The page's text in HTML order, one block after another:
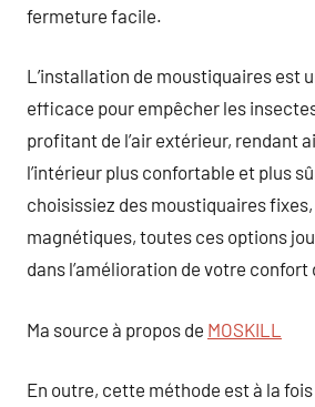
fermeture facile.
L’installation de moustiquaires est
efficace pour empêcher les
profitant de l’air extérieur, rendant
l’intérieur plus confortable et plus
choisissiez des moustiquaires
magnétiques, toutes ces options
dans l’amélioration de votre
Ma source à propos de MOSKILL
En outre, cette méthode est à la